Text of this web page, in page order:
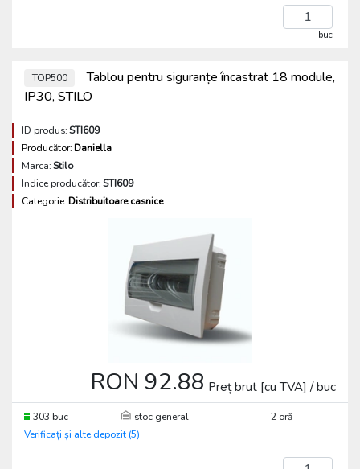
buc
TOP500
Tablou pentru siguranțe încastrat 18 module,
IP30, STILO
ID produs:STI609
Producător:Daniella
Marca:Stilo
Indice producător:STI609
Categorie:Distribuitoare casnice
RON 92.88 Preț brut [cu TVA] / buc
303 buc stoc general
2 oră
Verificați și alte depozit (5)